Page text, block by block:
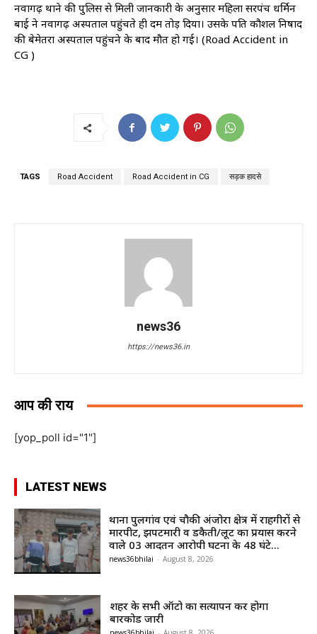
नवागढ़ थाने की पुलिस से मिली जानकारी के अनुसार महिला सरपंच धर्मिन
बाई ने नवागढ़ अस्पताल पहुंचते ही दम तोड़ दिया। उसके पति कौशल निषाद
की बेमेतरा अस्पताल पहुंचने के बाद मौत हो गई। (Road Accident in
CG )
TAGS Road Accident Road Accident in CG सड़क हादसे
news36
https://news36.in
आप की राय
[yop_poll id="1"]
LATEST NEWS
थाना पुलगांव एवं चौकी अंजोरा क्षेत्र में राहगीरों से
मारपीट, झपटमारी व डकैती/लूट का प्रयास करने
वाले 03 आदतन आरोपी घटना के 48 घंटे...
news36bhilai - August 8, 2026
शहर के सभी ऑटो का सत्यापन कर होगा
बारकोड जारी